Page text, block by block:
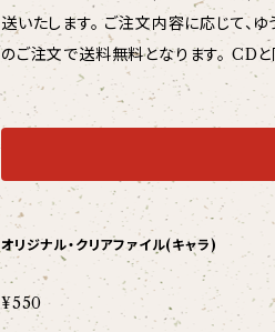
ガリー)との協奏曲や、声楽・管弦打
「信州3男子ピアノバトル」での３台ピ
た自身のソロリサイタルシリーズや、
の企画運営にも力を入れている。 長野
anピアノコンクール第2位及び特別賞
クルテ代表。千曲市文化会館運営委
━|特設サイト|━━━• 2ndアルバム特設サイトも是非ご覧ください。 https://takumi-nashimoto.co
m/special/2nd-album-chronicle/ •━━━|送料・配送方法について |━━━• 全国一律400円で
発送いたします。 ご注文内容に応じて
ご注文で送料無料となります。 通常、ご注文いただいてから2〜3日で発送いたしますが、繁忙期には
少々お待ちいただく可能性もございます。 CDと同時購入のグッズはまとめて発送できますので、
送いたします。 ご注文内容に応じて、
のご注文で送料無料となります。 CDと同時購入のグッズはまとめて発送できますので、送料がお得で
す！ CD＋グッズ（クリアファイル等
す。
オリジナル・クリアファイル(キャラ)
¥550